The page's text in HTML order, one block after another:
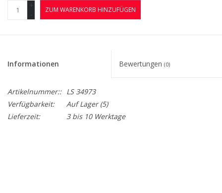
+
-
ZUM WARENKORB HINZUFÜGEN
Informationen Bewertungen (0)
Artikelnummer:: LS 34973
Verfügbarkeit:
Auf Lager(5)
Lieferzeit:
3 bis 10 Werktage